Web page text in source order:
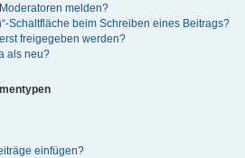
melden?
Schaltfläche beim Schreiben eines Beitrags?
freigegeben werden?
als neu?
einfügen?